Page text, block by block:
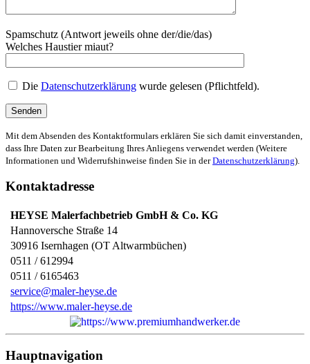
Spamschutz (Antwort jeweils ohne der/die/das)
Welches Haustier miaut?
Die Datenschutzerklärung wurde gelesen (Pflichtfeld).
Mit dem Absenden des Kontaktformulars erklären Sie sich damit einverstanden,
dass Ihre Daten zur Bearbeitung Ihres Anliegens verwendet werden (Weitere
Informationen und Widerrufshinweise finden Sie in derDatenschutzerklärung).
Kontaktadresse
HEYSE Malerfachbetrieb GmbH & Co. KG
Hannoversche Straße 14
30916 Isernhagen (OT Altwarmbüchen)
0511 / 612994
0511 / 6165463
service@maler-heyse.de
https://www.maler-heyse.de
Hauptnavigation